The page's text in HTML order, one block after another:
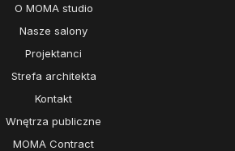
O MOMA studio
Nasze salony
Projektanci
Strefa architekta
Kontakt
Wnętrza publiczne
MOMA Contract